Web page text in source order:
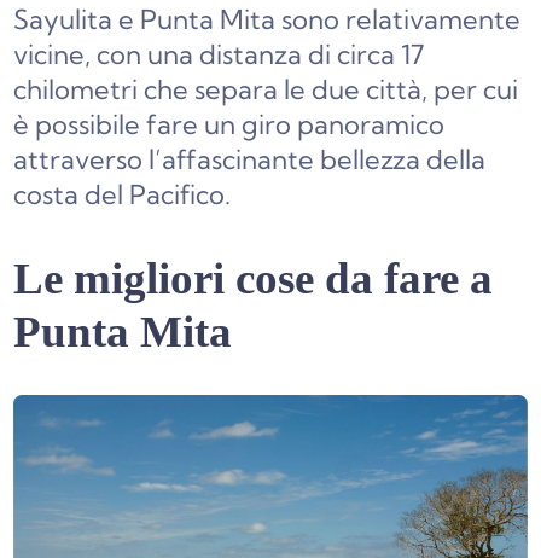
Sayulita e Punta Mita sono relativamente
vicine, con una distanza di circa 17
chilometri che separa le due città, per cui
è possibile fare un giro panoramico
attraverso l’affascinante bellezza della
costa del Pacifico.
Le migliori cose da fare a
Punta Mita